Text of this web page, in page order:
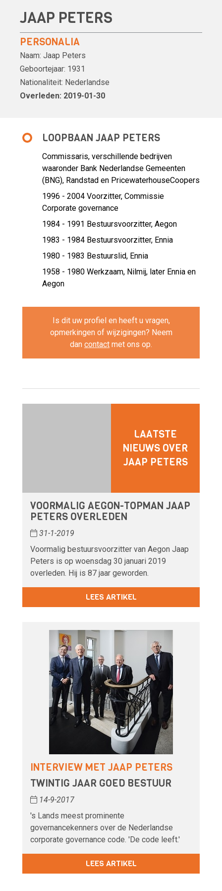
JAAP PETERS
PERSONALIA
Naam: Jaap Peters
Geboortejaar: 1931
Nationaliteit: Nederlandse
Overleden: 2019-01-30
LOOPBAAN JAAP PETERS
Commissaris, verschillende bedrijven
waaronder Bank Nederlandse Gemeenten
(BNG), Randstad en PricewaterhouseCoopers
1996 - 2004 Voorzitter, Commissie
Corporate governance
1984 - 1991 Bestuursvoorzitter, Aegon
1983 - 1984 Bestuursvoorzitter, Ennia
1980 - 1983 Bestuurslid, Ennia
1958 - 1980 Werkzaam, Nilmij, later Ennia en
Aegon
Is dit uw profiel en heeft u vragen,
opmerkingen of wijzigingen? Neem
dan contact met ons op.
LAATSTE
NIEUWS OVER
JAAP PETERS
VOORMALIG AEGON-TOPMAN JAAP
PETERS OVERLEDEN
31-1-2019
Voormalig bestuursvoorzitter van Aegon Jaap
Peters is op woensdag 30 januari 2019
overleden. Hij is 87 jaar geworden.
LEES ARTIKEL
INTERVIEW MET JAAP PETERS
TWINTIG JAAR GOED BESTUUR
14-9-2017
's Lands meest prominente
governancekenners over de Nederlandse
corporate governance code. 'De code leeft.'
LEES ARTIKEL